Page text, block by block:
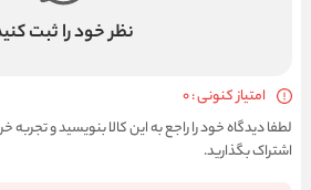
نظر خود را ثبت
امتیاز کنونی : 0
لطفا دیدگاه خود را راجع به این کالا بنویسید و تجربه
اشتراک بگذارید.